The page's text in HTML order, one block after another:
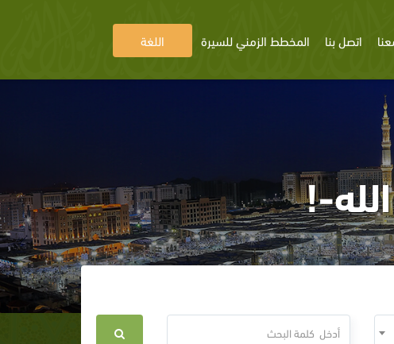
اتصل بنا المخطط الزمني للسيرة اللغة
!